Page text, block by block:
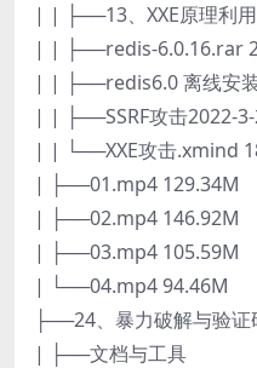
| | ├──13、XXE原理利
| | ├──redis-6.0.16.rar
| | ├──redis6.0 离线安
| | ├──SSRF攻击2022-
| | └──XXE攻击.xmind
| ├──01.mp4 129.34M
| ├──02.mp4 146.92M
| ├──03.mp4 105.59M
| └──04.mp4 94.46M
├──24、暴力破解与验证
| ├──文档与工具